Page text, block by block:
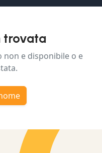
trovata
non e disponibile o e